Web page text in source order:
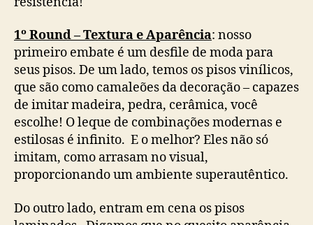
1º Round – Textura e Aparência: nosso
primeiro embate é um desfile de moda para
seus pisos. De um lado, temos os pisos vinílicos,
que são como camaleões da decoração – capazes
de imitar madeira, pedra, cerâmica, você
escolhe! O leque de combinações modernas e
estilosas é infinito. E o melhor? Eles não só
imitam, como arrasam no visual,
proporcionando um ambiente superautêntico.
Do outro lado, entram em cena os pisos